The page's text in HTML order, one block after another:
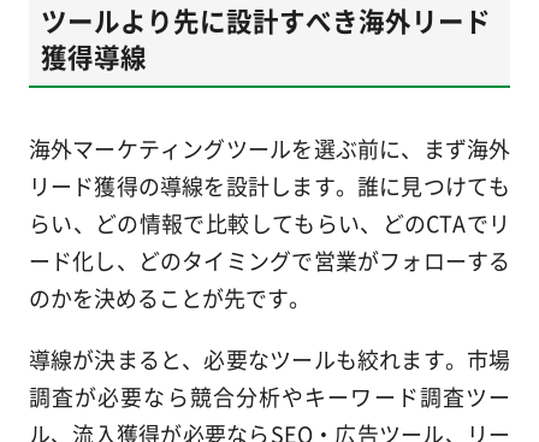
ツールより先に設計すべき海外リード
獲得導線
海外マーケティングツールを選ぶ前に、まず海外
リード獲得の導線を設計します。誰に見つけても
らい、どの情報で比較してもらい、どのCTAでリ
ード化し、どのタイミングで営業がフォローする
のかを決めることが先です。
導線が決まると、必要なツールも絞れます。市場
調査が必要なら競合分析やキーワード調査ツー
ル、流入獲得が必要ならSEO・広告ツール、リー